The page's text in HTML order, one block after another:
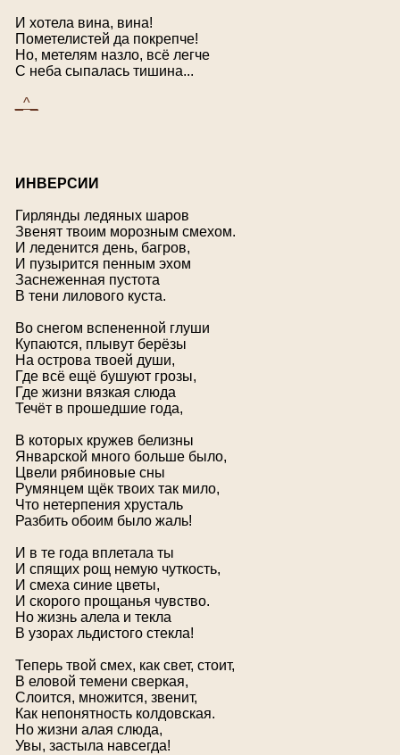
И хотела вина, вина!
Пометелистей да покрепче!
Но, метелям назло, всё легче
С неба сыпалась тишина...
_^_
И НВЕРСИИ
Гирлянды ледяных шаров
Звенят твоим морозным смехом.
И леденится день, багров,
И пузырится пенным эхом
Заснеженная пустота
В тени лилового куста.
Во снегом вспененной глуши
Купаются, плывут берёзы
На острова твоей души,
Где всё ещё бушуют грозы,
Где жизни вязкая слюда
Течёт в прошедшие года,
В которых кружев белизны
Январской много больше было,
Цвели рябиновые сны
Румянцем щёк твоих так мило,
Что нетерпения хрусталь
Разбить обоим было жаль!
И в те года вплетала ты
И спящих рощ немую чуткость,
И смеха синие цветы,
И скорого прощанья чувство.
Но жизнь алела и текла
В узорах льдистого стекла!
Теперь твой смех, как свет, стоит,
В еловой темени сверкая,
Слоится, множится, звенит,
Как непонятность колдовская.
Но жизни алая слюда,
Увы, застыла навсегда!